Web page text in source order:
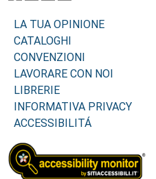
LA TUA OPINIONE
CATALOGHI
CONVENZIONI
LAVORARE CON NOI
LIBRERIE
INFORMATIVA PRIVACY
ACCESSIBILITÁ